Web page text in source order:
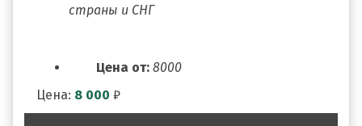
страны и СНГ
Цена от: 8000
Цена: 8 000 ₽